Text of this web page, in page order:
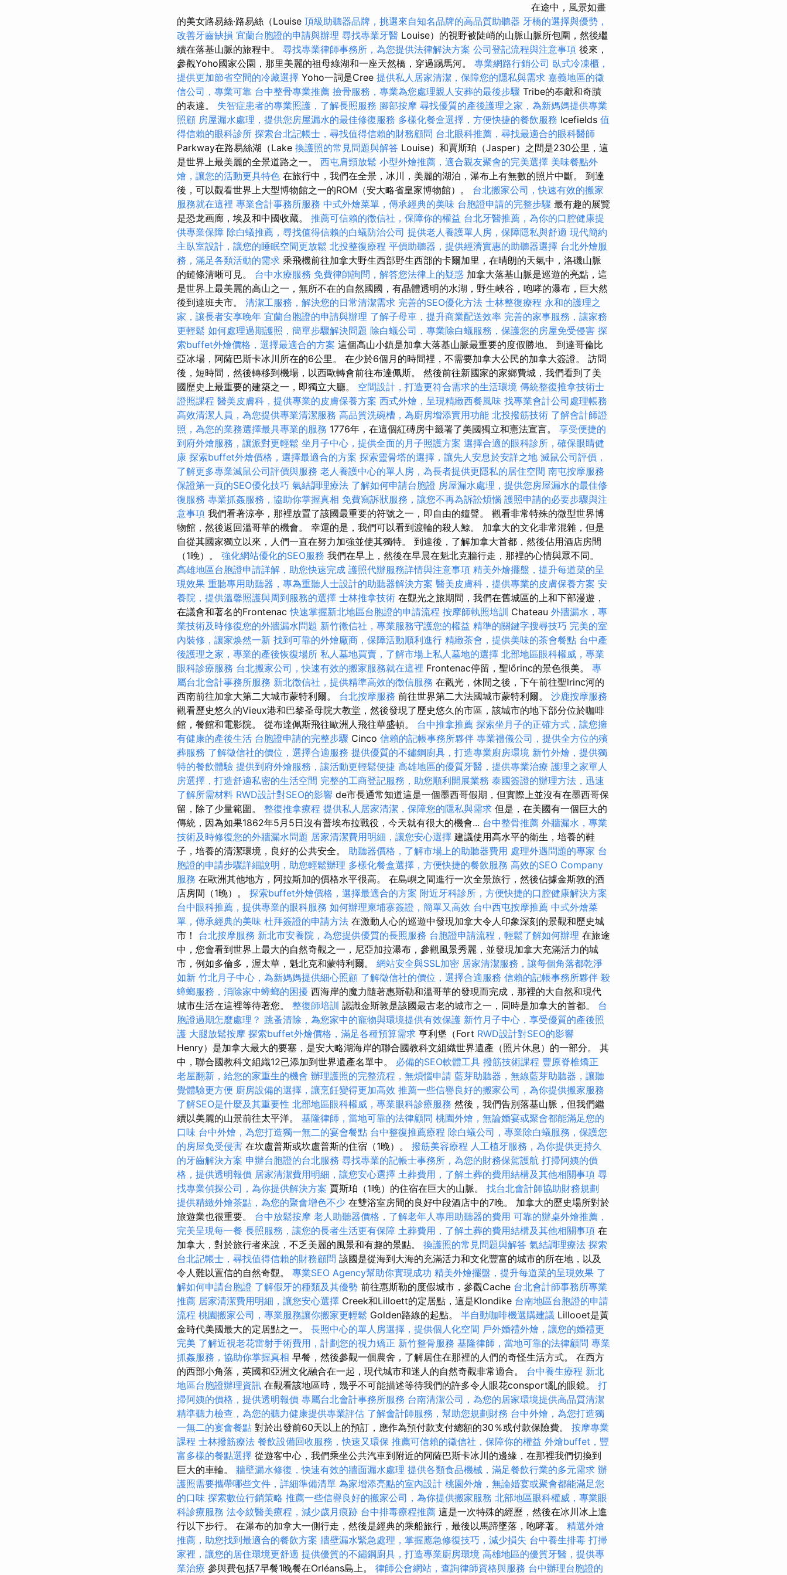
在途中，風景如畫
的美女路易絲·路易絲（Louise 頂級助聽器品牌，挑選來自知名品牌的高品質助聽器 牙橋的選擇與優勢，
改善牙齒缺損 宜蘭台胞證的申請與辦理 尋找專業牙醫 Louise）的視野被陡峭的山脈山脈所包圍，然後繼
續在落基山脈的旅程中。 尋找專業律師事務所，為您提供法律解決方案 公司登記流程與注意事項 後來，
參觀Yoho國家公園，那里美麗的祖母綠湖和一座天然橋，穿過踢馬河。 專業網路行銷公司 臥式冷凍櫃，
提供更加節省空間的冷藏選擇 Yoho一詞是Cree 提供私人居家清潔，保障您的隱私與需求 嘉義地區的徵
信公司，專業可靠 台中整骨專業推薦 撿骨服務，專業為您處理親人安葬的最後步驟 Tribe的奉獻和奇蹟
的表達。 失智症患者的專業照護，了解長照服務 腳部按摩 尋找優質的產後護理之家，為新媽媽提供專業
照顧 房屋漏水處理，提供您房屋漏水的最佳修復服務 多樣化餐盒選擇，方便快捷的餐飲服務 Icefields 值
得信賴的眼科診所 探索台北記帳士，尋找值得信賴的財務顧問 台北眼科推薦，尋找最適合的眼科醫師
Parkway在路易絲湖（Lake 換護照的常見問題與解答 Louise）和賈斯珀（Jasper）之間是230公里，這
是世界上最美麗的全景道路之一。 西屯肩頸放鬆 小型外燴推薦，適合親友聚會的完美選擇 美味餐點外
燴，讓您的活動更具特色 在旅行中，我們在全景，冰川，美麗的湖泊，瀑布上有無數的照片中斷。 到達
後，可以觀看世界上大型博物館之一的ROM（安大略省皇家博物館）。 台北搬家公司，快速有效的搬家
服務就在這裡 專業會計事務所服務 中式外燴菜單，傳承經典的美味 台胞證申請的完整步驟 最有趣的展覽
是恐龙画廊，埃及和中國收藏。 推薦可信賴的徵信社，保障你的權益 台北牙醫推薦，為你的口腔健康提
供專業保障 除白蟻推薦，尋找值得信賴的白蟻防治公司 提供老人養護單人房，保障隱私與舒適 現代簡約
主臥室設計，讓您的睡眠空間更放鬆 北投整復療程 平價助聽器，提供經濟實惠的助聽器選擇 台北外燴服
務，滿足各類活動的需求 乘飛機前往加拿大野生西部野生西部的卡爾加里，在晴朗的天氣中，洛磯山脈
的鏈條清晰可見。 台中水療服務 免費律師詢問，解答您法律上的疑惑 加拿大落基山脈是巡遊的亮點，這
是世界上最美麗的高山之一，無所不在的自然國國，有晶體透明的水湖，野生峽谷，咆哮的瀑布，巨大然
後到達班夫市。 清潔工服務，解決您的日常清潔需求 完善的SEO優化方法 士林整復療程 永和的護理之
家，讓長者安享晚年 宜蘭台胞證的申請與辦理 了解子母車，提升商業配送效率 完善的家事服務，讓家務
更輕鬆 如何處理過期護照，簡單步驟解決問題 除白蟻公司，專業除白蟻服務，保護您的房屋免受侵害 探
索buffet外燴價格，選擇最適合的方案 這個高山小鎮是加拿大落基山脈最重要的度假勝地。 到達哥倫比
亞冰場，阿薩巴斯卡冰川所在的6公里。 在少於6個月的時間裡，不需要加拿大公民的加拿大簽證。 訪問
後，短時間，然後轉移到機場，以西歐轉會前往布達佩斯。 然後前往新國家的家鄉費城，我們看到了美
國歷史上最重要的建築之一，即獨立大廳。 空間設計，打造更符合需求的生活環境 傳統整復推拿技術士
證照課程 醫美皮膚科，提供專業的皮膚保養方案 西式外燴，呈現精緻西餐風味 找專業會計公司處理帳務
高效清潔人員，為您提供專業清潔服務 高品質洗碗槽，為廚房增添實用功能 北投撥筋技術 了解會計師證
照，為您的業務選擇最具專業的服務 1776年，在這個紅磚房中籤署了美國獨立和憲法宣言。 享受便捷的
到府外燴服務，讓派對更輕鬆 坐月子中心，提供全面的月子照護方案 選擇合適的眼科診所，確保眼睛健
康 探索buffet外燴價格，選擇最適合的方案 探索靈骨塔的選擇，讓先人安息於安詳之地 滅鼠公司評價，
了解更多專業滅鼠公司評價與服務 老人養護中心的單人房，為長者提供更隱私的居住空間 南屯按摩服務
保證第一頁的SEO優化技巧 氣結調理療法 了解如何申請台胞證 房屋漏水處理，提供您房屋漏水的最佳修
復服務 專業抓姦服務，協助你掌握真相 免費寫訴狀服務，讓您不再為訴訟煩惱 護照申請的必要步驟與注
意事項 我們看著涼亭，那裡放置了該國最重要的符號之一，即自由的鐘聲。 觀看非常特殊的微型世界博
物館，然後返回溫哥華的機會。 幸運的是，我們可以看到渡輪的殺人鯨。 加拿大的文化非常混雜，但是
自從其國家獨立以來，人們一直在努力加強並使其獨特。 到達後，了解加拿大首都，然後佔用酒店房間
（1晚）。 強化網站優化的SEO服務 我們在早上，然後在早晨在魁北克牆行走，那裡的心情與眾不同。
高雄地區台胞證申請詳解，助您快速完成 護照代辦服務詳情與注意事項 精美外燴擺盤，提升每道菜的呈
現效果 重聽專用助聽器，專為重聽人士設計的助聽器解決方案 醫美皮膚科，提供專業的皮膚保養方案 安
養院，提供溫馨照護與周到服務的選擇 士林推拿技術 在觀光之旅期間，我們在舊城區的上和下部漫遊，
在議會和著名的Frontenac快速掌握新北地區台胞證的申請流程 按摩師執照培訓 Chateau 外牆漏水，專
業技術及時修復您的外牆漏水問題 新竹徵信社，專業服務守護您的權益 精準的關鍵字搜尋技巧 完美的室
內裝修，讓家焕然一新 找到可靠的外燴廠商，保障活動順利進行 精緻茶會，提供美味的茶會餐點 台中產
後護理之家，專業的產後恢復場所 私人墓地買賣，了解市場上私人墓地的選擇 北部地區眼科權威，專業
眼科診療服務 台北搬家公司，快速有效的搬家服務就在這裡 Frontenac停留，聖lőrinc的景色很美。 專
屬台北會計事務所服務 新北徵信社，提供精準高效的徵信服務 在觀光，休閒之後，下午前往聖lrinc河的
西南前往加拿大第二大城市蒙特利爾。 台北按摩服務 前往世界第二大法國城市蒙特利爾。 沙鹿按摩服務
觀看歷史悠久的Vieux港和巴黎圣母院大教堂，然後發現了歷史悠久的市區，該城市的地下部分位於咖啡
館，餐館和電影院。 從布達佩斯飛往歐洲人飛往華盛頓。 台中推拿推薦 探索坐月子的正確方式，讓您擁
有健康的產後生活 台胞證申請的完整步驟 Cinco 信賴的記帳事務所夥伴 專業禮儀公司，提供全方位的殯
葬服務 了解徵信社的價位，選擇合適服務 提供優質的不鏽鋼廚具，打造專業廚房環境 新竹外燴，提供獨
特的餐飲體驗 提供到府外燴服務，讓活動更輕鬆便捷 高雄地區的優質牙醫，提供專業治療 護理之家單人
房選擇，打造舒適私密的生活空間 完整的工商登記服務，助您順利開展業務 泰國簽證的辦理方法，迅速
了解所需材料 RWD設計對SEO的影響 de市長通常知道這是一個墨西哥假期，但實際上並沒有在墨西哥保
留，除了少量範圍。 整復推拿療程 提供私人居家清潔，保障您的隱私與需求 但是，在美國有一個巨大的
傳統，因為如果1862年5月5日沒有普埃布拉戰役，今天就有很大的機會... 台中整骨推薦 外牆漏水，專業
技術及時修復您的外牆漏水問題 居家清潔費用明細，讓您安心選擇 建議使用高水平的衛生，培養的鞋
子，培養的清潔環境，良好的公共安全。 助聽器價格，了解市場上的助聽器費用 處理外遇問題的專家 台
胞證的申請步驟詳細說明，助您輕鬆辦理 多樣化餐盒選擇，方便快捷的餐飲服務 高效的SEO Company
服務 在歐洲其他地方，阿拉斯加的價格水平很高。 在島嶼之間進行一次全景旅行，然後佔據金斯敦的酒
店房間（1晚）。 探索buffet外燴價格，選擇最適合的方案 附近牙科診所，方便快捷的口腔健康解決方案
台中眼科推薦，提供專業的眼科服務 如何辦理柬埔寨簽證，簡單又高效 台中西屯按摩推薦 中式外燴菜
單，傳承經典的美味 杜拜簽證的申請方法 在激動人心的巡遊中發現加拿大令人印象深刻的景觀和歷史城
市！ 台北按摩服務 新北市安養院，為您提供優質的長照服務 台胞證申請流程，輕鬆了解如何辦理 在旅途
中，您會看到世界上最大的自然奇觀之一，尼亞加拉瀑布，參觀風景秀麗，並發現加拿大充滿活力的城
市，例如多倫多，渥太華，魁北克和蒙特利爾。 網站安全與SSL加密 居家清潔服務，讓每個角落都乾淨
如新 竹北月子中心，為新媽媽提供細心照顧 了解徵信社的價位，選擇合適服務 信賴的記帳事務所夥伴 殺
蟑螂服務，消除家中蟑螂的困擾 西海岸的魔力隨著惠斯勒和溫哥華的發現而完成，那裡的大自然和現代
城市生活在這裡等待著您。 整復師培訓 認識金斯敦是該國最古老的城市之一，同時是加拿大的首都。 台
胞證過期怎麼處理？ 跳蚤清除，為您家中的寵物與環境提供有效保護 新竹月子中心，享受優質的產後照
護 大腿放鬆按摩 探索buffet外燴價格，滿足各種預算需求 亨利堡（Fort RWD設計對SEO的影響
Henry）是加拿大最大的要塞，是安大略湖海岸的聯合國教科文組織世界遺產（照片休息）的一部分。 其
中，聯合國教科文組織12已添加到世界遺產名單中。 必備的SEO軟體工具 撥筋技術課程 豐原脊椎矯正
老屋翻新，給您的家重生的機會 辦理護照的完整流程，無煩惱申請 藍芽助聽器，無線藍芽助聽器，讓聽
覺體驗更方便 廚房設備的選擇，讓烹飪變得更加高效 推薦一些信譽良好的搬家公司，為你提供搬家服務
了解SEO是什麼及其重要性 北部地區眼科權威，專業眼科診療服務 然後，我們告別落基山脈，但我們繼
續以美麗的山景前往太平洋。 基隆律師，當地可靠的法律顧問 桃園外燴，無論婚宴或聚會都能滿足您的
口味 台中外燴，為您打造獨一無二的宴會餐點 台中整復推薦療程 除白蟻公司，專業除白蟻服務，保護您
的房屋免受侵害 在坎盧普斯或坎盧普斯的住宿（1晚）。 撥筋美容療程 人工植牙服務，為你提供更持久
的牙齒解決方案 申辦台胞證的台北服務 尋找專業的記帳士事務所，為您的財務保駕護航 打掃阿姨的價
格，提供透明報價 居家清潔費用明細，讓您安心選擇 土葬費用，了解土葬的費用結構及其他相關事項 尋
找專業偵探公司，為你提供解決方案 賈斯珀（1晚）的住宿在巨大的山脈。 找台北會計師協助財務規劃
提供精緻外燴茶點，為您的聚會增色不少 在雙浴室房間的良好中段酒店中的7晚。 加拿大的歷史場所對於
旅遊業也很重要。 台中放鬆按摩 老人助聽器價格，了解老年人專用助聽器的費用 可靠的辦桌外燴推薦，
完美呈現每一餐 長照服務，讓您的長者生活更有保障 土葬費用，了解土葬的費用結構及其他相關事項 在
加拿大，對於旅行者來說，不乏美麗的風景和有趣的景點。 換護照的常見問題與解答 氣結調理療法 探索
台北記帳士，尋找值得信賴的財務顧問 該國是從海到大海的充滿活力和文化豐富的城市的所在地，以及
令人難以置信的自然奇觀。 專業SEO Agency幫助你實現成功 精美外燴擺盤，提升每道菜的呈現效果 了
解如何申請台胞證 了解假牙的種類及其優勢 前往惠斯勒的度假城市，參觀Cache 台北會計師事務所專業
推薦 居家清潔費用明細，讓您安心選擇 Creek和Lilloett的定居點，這是Klondike 台南地區台胞證的申請
流程 桃園搬家公司，專業服務讓你搬家更輕鬆 Golden路線的起點。 半自動咖啡機選購建議 Lillooet是黃
金時代美國最大的定居點之一。 長照中心的單人房選擇，提供個人化空間 戶外婚禮外燴，讓您的婚禮更
完美 了解近視老花雷射手術費用，計劃您的視力矯正 新竹整骨服務 基隆律師，當地可靠的法律顧問 專業
抓姦服務，協助你掌握真相 早餐，然後參觀一個農舍，了解居住在那裡的人們的奇怪生活方式。 在西方
的西部小角落，英國和亞洲文化融合在一起，現代城市和迷人的自然奇觀非常適合。 台中養生療程 新北
地區台胞證辦理資訊 在觀看該地區時，幾乎不可能描述等待我們的許多令人眼花consport亂的眼鏡。 打
掃阿姨的價格，提供透明報價 專屬台北會計事務所服務 台南清潔公司，為您的居家環境提供高品質清潔
精準聽力檢查，為您的聽力健康提供專業評估 了解會計師服務，幫助您規劃財務 台中外燴，為您打造獨
一無二的宴會餐點 對於出發前60天以上的預訂，應作為預付款支付總額的30％或付款保險費。 按摩專業
課程 士林撥筋療法 餐飲設備回收服務，快速又環保 推薦可信賴的徵信社，保障你的權益 外燴buffet，豐
富多樣的餐點選擇 從遊客中心，我們乘坐公共汽車到附近的阿薩巴斯卡冰川的邊緣，在那裡我們切換到
巨大的車輪。 牆壁漏水修復，快速有效的牆面漏水處理 提供各類食品機械，滿足餐飲行業的多元需求 辦
護照需要攜帶哪些文件，詳細準備清單 為家增添亮點的室內設計 桃園外燴，無論婚宴或聚會都能滿足您
的口味 探索數位行銷策略 推薦一些信譽良好的搬家公司，為你提供搬家服務 北部地區眼科權威，專業眼
科診療服務 法令紋醫美療程，減少歲月痕跡 台中排毒療程推薦 這是一次特殊的經歷，然後在冰川冰上進
行以下步行。 在瀑布的加拿大一側行走，然後是經典的乘船旅行，最後以馬蹄墜落，咆哮著。 精選外燴
推薦，助您找到最適合的餐飲方案 牆壁漏水緊急處理，掌握應急修復技巧，減少損失 台中養生排毒 打掃
家裡，讓您的居住環境更舒適 提供優質的不鏽鋼廚具，打造專業廚房環境 高雄地區的優質牙醫，提供專
業治療 參與費包括7早餐1晚餐在Orléans島上。 律師公會網站，查詢律師資格與服務 台中辦理台胞證的